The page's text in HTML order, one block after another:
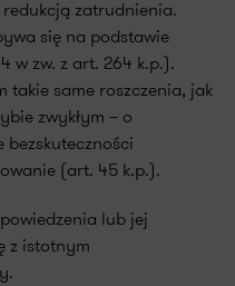
zatrudnienia.
się na podstawie
w zw. z art. 264 k.p.).
takie same roszczenia, jak
zwykłym – o
(art. 45 k.p.).
lub jej
z istotnym